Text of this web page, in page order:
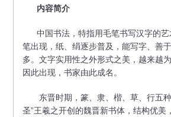
内容简介
中国书法，特指用毛笔书写汉字的艺
笔出现，纸、绢逐步普及，能写字、善
多。文字实用性之外形式之美，越来越
因此出现，书家由此成名。
东晋时期，篆、隶、楷、草、行五种
圣”王羲之开创的魏晋新书体，结构优美